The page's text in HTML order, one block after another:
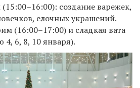
создание варежек,
елочных украшений.
(16:00–17:00) и сладкая вата
4, 6, 8, 10 января).